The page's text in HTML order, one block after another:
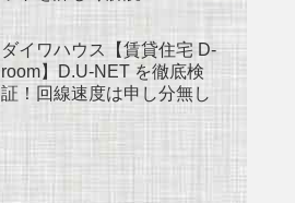
ダイワハウス【賃貸住宅 D-
room】D.U-NET を徹底検
証！回線速度は申し分無し